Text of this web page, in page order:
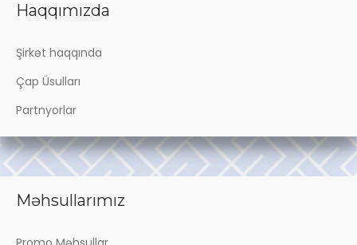
Haqqımızda
Şirkət haqqında
Çap Üsulları
Partnyorlar
Məhsullarımız